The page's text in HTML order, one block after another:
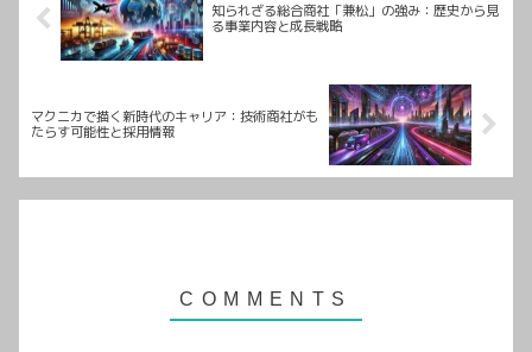
知られざる総合商社「兼松」の強み：歴史から見
る事業内容と成長戦略
マクニカで描く新時代のキャリア：技術商社がも
たらす可能性と採用情報